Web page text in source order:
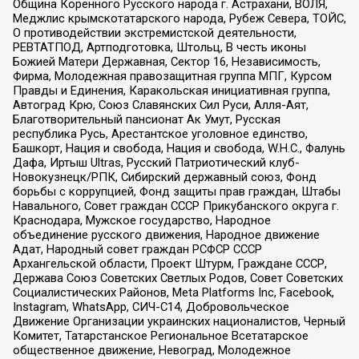
Община Коренного Русского народа г. Астрахани, ВОЛЯ,
Меджлис крымскотатарского народа, Рубеж Севера, ТОЙС,
О противодействии экстремистской деятельности,
РЕВТАТПОД, Артподготовка, Штольц, В честь иконы
Божией Матери Державная, Сектор 16, Независимость,
Фирма, Молодежная правозащитная группа МПГ, Курсом
Правды и Единения, Каракольская инициативная группа,
Автоград Крю, Союз Славянских Сил Руси, Алля-Аят,
Благотворительный пансионат Ак Умут, Русская
республика Русь, Арестантское уголовное единство,
Башкорт, Нация и свобода, Нация и свобода, W.H.С., Фалунь
Дафа, Иртыш Ultras, Русский Патриотический клуб-
Новокузнецк/РПК, Сибирский державный союз, Фонд
борьбы с коррупцией, Фонд защиты прав граждан, Штабы
Навального, Совет граждан СССР Прикубанского округа г.
Краснодара, Мужское государство, Народное
объединение русского движения, Народное движение
Адат, Народный совет граждан РСФСР СССР
Архангельской области, Проект Штурм, Граждане СССР,
Держава Союз Советских Светлых Родов, Совет Советских
Социалистических Районов, Meta Platforms Inc, Facebook,
Instagram, WhatsApp, СИЧ-С14, Добровольческое
Движение Организации украинских националистов, Черный
Комитет, Татарстанское Региональное Всетатарское
общественное движение, Невоград, Молодежное